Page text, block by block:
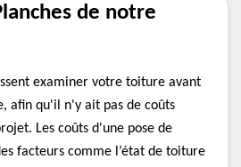
de notre
examiner votre toiture avant
afin qu'il n'y ait pas de coûts
Les coûts d'une pose de
facteurs comme l’état de toiture